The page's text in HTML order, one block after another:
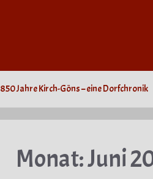
850 Jahre Kirch-Göns – eine Dorfchronik
Monat:Juni